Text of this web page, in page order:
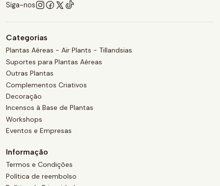
Siga-nos
Categorias
Plantas Aéreas - Air Plants - Tillandsias
Suportes para Plantas Aéreas
Outras Plantas
Complementos Criativos
Decoração
Incensos à Base de Plantas
Workshops
Eventos e Empresas
Informação
Termos e Condições
Política de reembolso